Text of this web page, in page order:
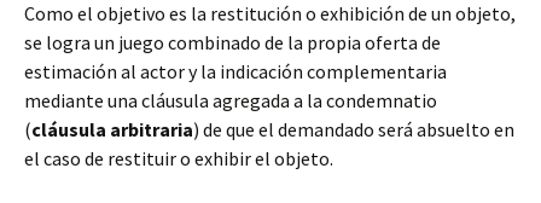
Como el objetivo es la restitución o exhibición de un objeto,
se logra un juego combinado de la propia oferta de
estimación al actor y la indicación complementaria
mediante una cláusula agregada a la condemnatio
(cláusula arbitraria) de que el demandado será absuelto en
el caso de restituir o exhibir el objeto.